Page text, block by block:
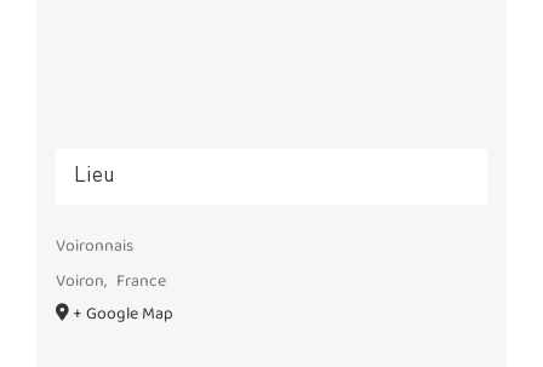
Lieu
Voironnais
Voiron, France
+ Google Map